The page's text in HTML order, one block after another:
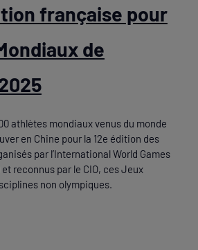
française pour
de
athlètes mondiaux venus du monde
en Chine pour la 12e édition des
par l’International World Games
reconnus par le CIO, ces Jeux
non olympiques.